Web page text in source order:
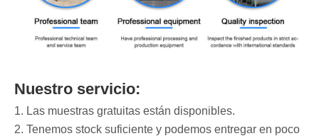
Nuestro servicio:
1. Las muestras gratuitas están disponibles.
2. Tenemos stock suficiente y podemos entregar en poco